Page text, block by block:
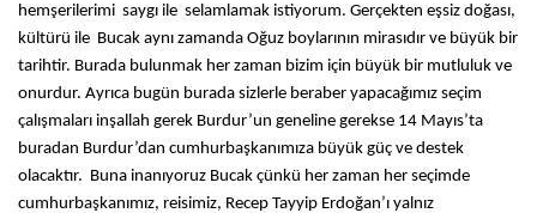
hemşerilerimi saygı ile selamlamak istiyorum. Gerçekten eşsiz doğası,
kültürü ile Bucak aynı zamanda Oğuz boylarının mirasıdır ve büyük bir
tarihtir. Burada bulunmak her zaman bizim için büyük bir mutluluk ve
onurdur. Ayrıca bugün burada sizlerle beraber yapacağımız seçim
çalışmaları inşallah gerek Burdur’un geneline gerekse 14 Mayıs’ta
buradan Burdur’dan cumhurbaşkanımıza büyük güç ve destek
olacaktır. Buna inanıyoruz Bucak çünkü her zaman her seçimde
cumhurbaşkanımız, reisimiz, Recep Tayyip Erdoğan’ı yalnız